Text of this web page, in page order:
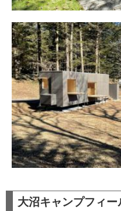
大沼キャンプフィ